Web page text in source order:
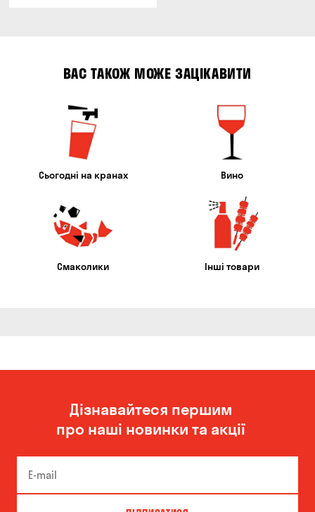
ВАС ТАКОЖ МОЖЕ ЗАЦІКАВИТИ
Сьогодні на кранах Вино
Смаколики Інші товари
Дізнавайтеся першим
про наші новинки та акції